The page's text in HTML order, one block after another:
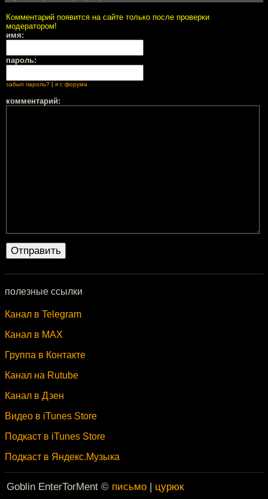
Комментарий появится на сайте только после проверки
модератором!
имя:
пароль:
забыл пароль? я с форума
комментарий:
полезные ссылки
Канал в Telegram
Канал в MAX
Группа в Контакте
Канал на Rutube
Канал в Дзен
Видео в iTunes Store
Подкаст в iTunes Store
Подкаст в Яндекс.Музыка
Goblin EnterTorMent © письмо | цурюк